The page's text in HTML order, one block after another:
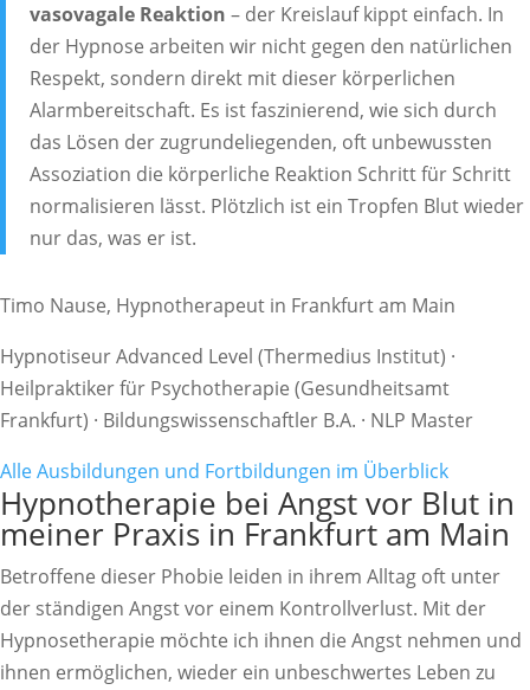
vasovagale Reaktion – der Kreislauf kippt einfach. In
der Hypnose arbeiten wir nicht gegen den natürlichen
Respekt, sondern direkt mit dieser körperlichen
Alarmbereitschaft. Es ist faszinierend, wie sich durch
das Lösen der zugrundeliegenden, oft unbewussten
Assoziation die körperliche Reaktion Schritt für Schritt
normalisieren lässt. Plötzlich ist ein Tropfen Blut wieder
nur das, was er ist.
Timo Nause, Hypnotherapeut in Frankfurt am Main
Hypnotiseur Advanced Level (Thermedius Institut) ·
Heilpraktiker für Psychotherapie (Gesundheitsamt
Frankfurt) · Bildungswissenschaftler B.A. · NLP Master
Alle Ausbildungen und Fortbildungen im Überblick
Hypnotherapie bei Angst vor Blut in
meiner Praxis in Frankfurt am Main
Betroffene dieser Phobie leiden in ihrem Alltag oft unter
der ständigen Angst vor einem Kontrollverlust. Mit der
Hypnosetherapie möchte ich ihnen die Angst nehmen und
ihnen ermöglichen, wieder ein unbeschwertes Leben zu